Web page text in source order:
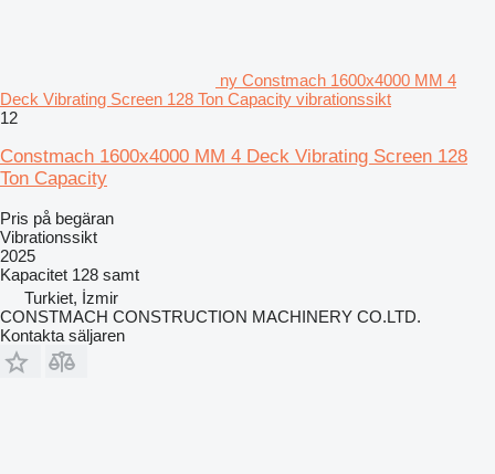
ny Constmach 1600x4000 MM 4
Deck Vibrating Screen 128 Ton Capacity vibrationssikt
12
Constmach 1600x4000 MM 4 Deck Vibrating Screen 128
Ton Capacity
Pris på begäran
Vibrationssikt
2025
Kapacitet 128 samt
Turkiet, İzmir
CONSTMACH CONSTRUCTION MACHINERY CO.LTD.
Kontakta säljaren